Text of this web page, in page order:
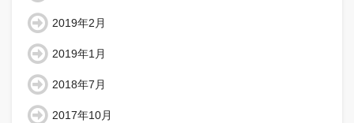
2019年2月
2019年1月
2018年7月
2017年10月